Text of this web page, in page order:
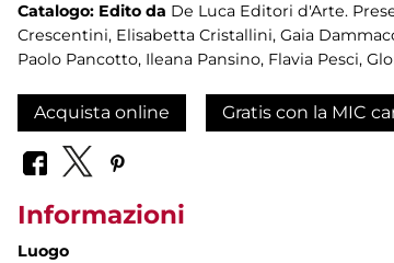
Catalogo: Edito da De Luca Editori d'Arte.
Crescentini, Elisabetta Cristallini, Gaia
Paolo Pancotto, Ileana Pansino, Flavia Pesci,
Acquista online Gratis con la MIC
Informazioni
Luogo